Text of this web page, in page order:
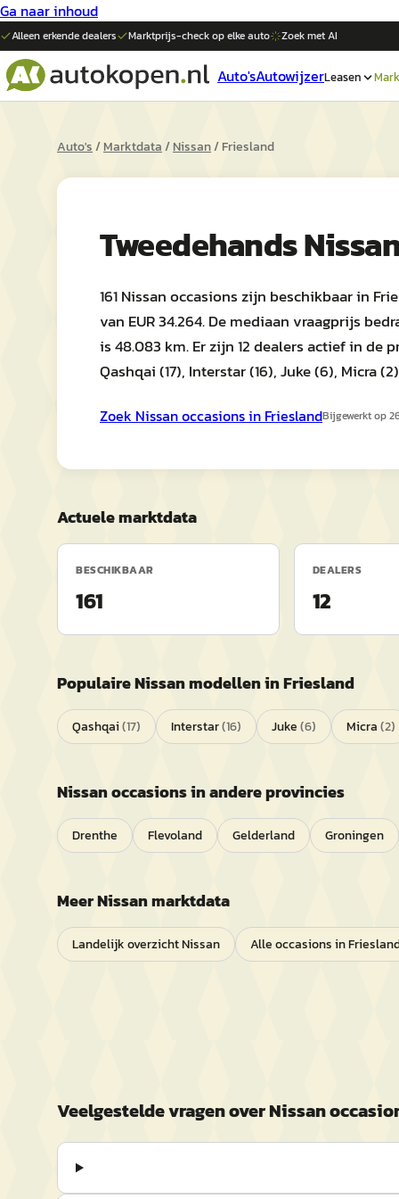
Ga naar inhoud
Alleen erkende dealers Marktprijs-check op elkeauto Zoek met AI
Auto'sAutowijzerLeasen
Auto's/Marktdata/Nissan/Friesland
Tweedehands
161 Nissan occasions zijn beschikbaar in
van EUR 34.264. De mediaan vraagprijs
is 48.083 km. Er zijn 12 dealers actief in de
Qashqai (17), Interstar (16), Juke (6), Micra
Zoek Nissanoccasions in FrieslandBijgewerkt op
Actuele marktdata
BESCHIKBAAR
161
DEALERS
12
PopulaireNissanmodellen inFriesland
Qashqai(17) Interstar(16) Juke(6) Micra(2)
Nissanoccasions in andere provincies
Drenthe Flevoland Gelderland Groningen
MeerNissanmarktdata
Landelijk overzichtNissan Alle occasions in
Veelgestelde vragen overNissan